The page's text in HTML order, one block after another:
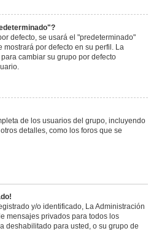
defecto, se usará el "predeterminado"
por defecto en su perfil. La
cambiar su grupo por defecto
de los usuarios del grupo, incluyendo
detalles, como los foros que se
y/o identificado, La Administración
mensajes privados para todos los
deshabilitado para usted, o su grupo de